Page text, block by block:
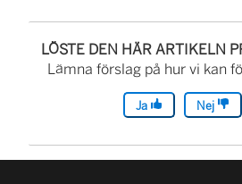
LÖSTE DEN HÄR ARTIKELN
Lämna förslag på hur vi kan
Ja Nej